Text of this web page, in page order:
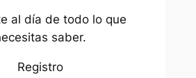
al día de todo lo que
saber.
Registro